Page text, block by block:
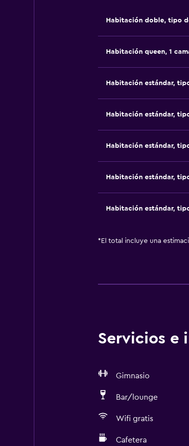
Habitación doble, tipo
Habitación queen, 1
Habitación estándar,
Habitación estándar,
Habitación estándar,
Habitación estándar,
Habitación estándar,
* El total incluye una
Servicios e
Gimnasio
Bar/lounge
Wifi gratis
Cafetera